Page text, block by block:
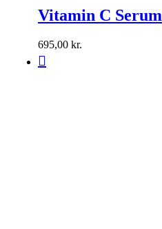
Vitamin C Serum
695,00 kr.